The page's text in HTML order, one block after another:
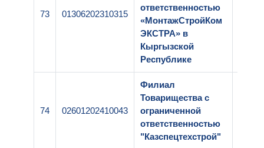
73 01306202310315
ответственностью
«МонтажСтройКом
ЭКСТРА» в
Кыргызской
Республике
74 02601202410043
Филиал
Товарищества с
ограниченной
ответственностью
"Казспецтехстрой"